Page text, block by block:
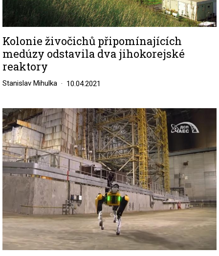
Kolonie živočichů připomínajících
medúzy odstavila dva jihokorejské
reaktory
Stanislav Mihulka 10.04.2021
Image